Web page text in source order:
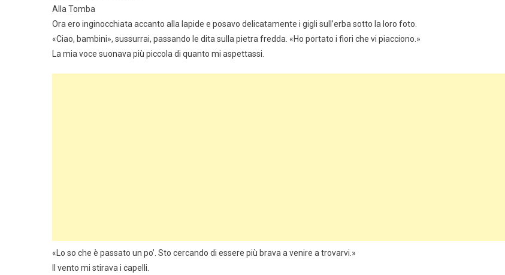
Alla Tomba
Ora ero inginocchiata accanto alla lapide e posavo delicatamente i gigli sull’erba sotto la loro foto.
«Ciao, bambini», sussurrai, passando le dita sulla pietra fredda. «Ho portato i fiori che vi piacciono.»
La mia voce suonava più piccola di quanto mi aspettassi.
«Lo so che è passato un po’. Sto cercando di essere più brava a venire a trovarvi.»
Il vento mi stirava i capelli.